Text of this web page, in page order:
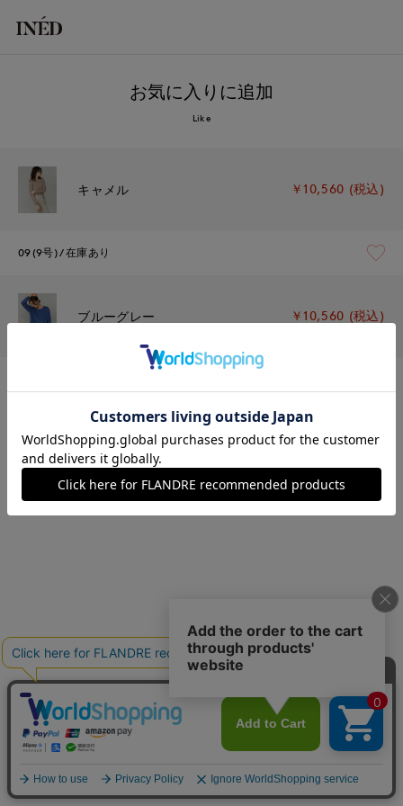
お気に入りに追加
Like
キャメル ￥10,560 (税込)
09(9号) 在庫あり
ブルーグレー ￥10,560 (税込)
残り1点